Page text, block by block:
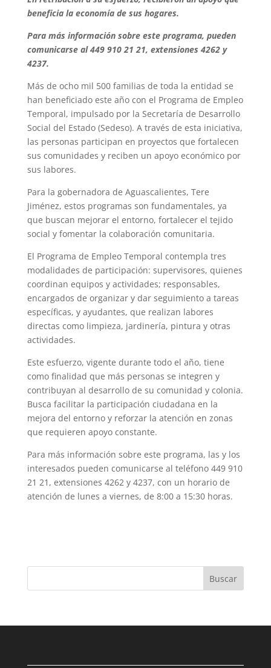
beneficia la economía de sus hogares.
Para más información sobre este programa, pueden
comunicarse al 449 910 21 21, extensiones 4262 y
4237.
Más de ocho mil 500 familias de toda la entidad se
han beneficiado este año con el Programa de Empleo
Temporal, impulsado por la Secretaría de Desarrollo
Social del Estado (Sedeso). A través de esta iniciativa,
las personas participan en proyectos que fortalecen
sus comunidades y reciben un apoyo económico por
sus labores.
Para la gobernadora de Aguascalientes, Tere
Jiménez, estos programas son fundamentales, ya
que buscan mejorar el entorno, fortalecer el tejido
social y fomentar la colaboración comunitaria.
El Programa de Empleo Temporal contempla tres
modalidades de participación: supervisores, quienes
coordinan equipos y actividades; responsables,
encargados de organizar y dar seguimiento a tareas
específicas, y ayudantes, que realizan labores
directas como limpieza, jardinería, pintura y otras
actividades.
Este esfuerzo, vigente durante todo el año, tiene
como finalidad que más personas se integren y
contribuyan al desarrollo de su comunidad y colonia.
Busca facilitar la participación ciudadana en la
mejora del entorno y reforzar la atención en zonas
que requieren apoyo constante.
Para más información sobre este programa, las y los
interesados pueden comunicarse al teléfono 449 910
21 21, extensiones 4262 y 4237, con un horario de
atención de lunes a viernes, de 8:00 a 15:30 horas.
Buscar